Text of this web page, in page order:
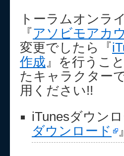
トーラムオンラ
『アソビモアカ
変更でしたら『
作成 』を行うこ
たキャラクター
用ください!!
iTunesダウン
ダウンロード
』